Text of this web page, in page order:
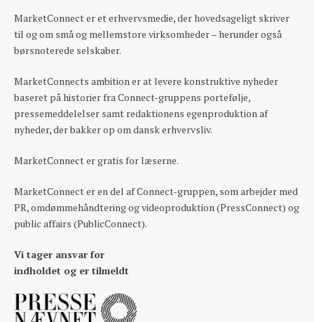
MarketConnect er et erhvervsmedie, der hovedsageligt skriver
til og om små og mellemstore virksomheder – herunder også
børsnoterede selskaber.
MarketConnects ambition er at levere konstruktive nyheder
baseret på historier fra Connect-gruppens portefølje,
pressemeddelelser samt redaktionens egenproduktion af
nyheder, der bakker op om dansk erhvervsliv.
MarketConnect er gratis for læserne.
MarketConnect er en del af Connect-gruppen, som arbejder med
PR, omdømmehåndtering og videoproduktion (PressConnect) og
public affairs (PublicConnect).
Vi tager ansvar for
indholdet og er tilmeldt